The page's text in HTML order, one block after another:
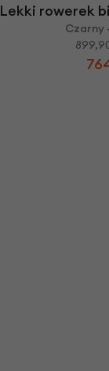
Lekki rowerek
Czarny